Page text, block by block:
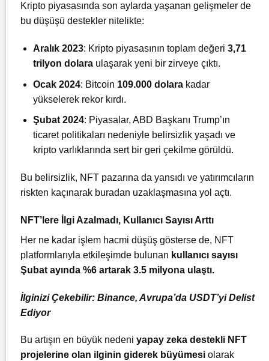
Kripto piyasasında son aylarda yaşanan gelişmeler de
bu düşüşü destekler nitelikte:
Aralık 2023: Kripto piyasasının toplam değeri 3,71
trilyon dolaraulaşarak yeni bir zirveye çıktı.
Ocak 2024: Bitcoin 109.000 dolarakadar
yükselerek rekor kırdı.
Şubat 2024: Piyasalar, ABD Başkanı Trump’ın
ticaret politikaları nedeniyle belirsizlik yaşadı ve
kripto varlıklarında sert bir geri çekilme görüldü.
Bu belirsizlik, NFT pazarına da yansıdı ve yatırımcıların
riskten kaçınarak buradan uzaklaşmasına yol açtı.
NFT’lere İlgi Azalmadı, Kullanıcı Sayısı Arttı
Her ne kadar işlem hacmi düşüş gösterse de, NFT
platformlarıyla etkileşimde bulunan kullanıcı sayısı
Şubat ayında %6 artarak 3.5 milyona ulaştı.
İlginizi Çekebilir: Binance, Avrupa’da USDT’yi Delist
Ediyor
Bu artışın en büyük nedeni yapay zeka destekli NFT
projelerine olan ilginin giderek büyümesi olarak